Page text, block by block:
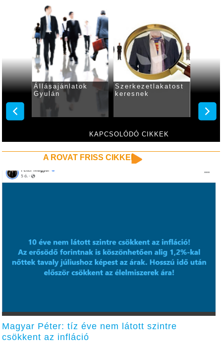
KAPCSOLÓDÓ CIKKEK
Állásajánlatok
Gyulán
Szerkezetlakatost
keresnek
A ROVAT FRISS CIKKEI
Magyar Péter: tíz éve nem látott szintre
csökkent az infláció